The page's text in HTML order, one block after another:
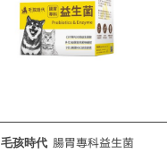
毛孩時代 腸胃專科益生菌